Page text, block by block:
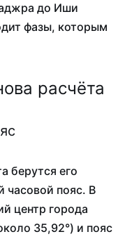
до Иши
фазы, которым
расчёта
берутся его
часовой пояс. В
центр города
35,92°) и пояс